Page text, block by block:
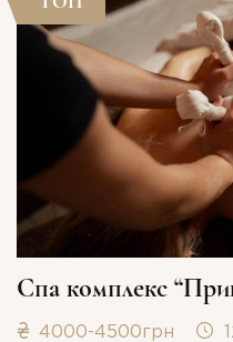
Спа комплекс
4000-4500грн